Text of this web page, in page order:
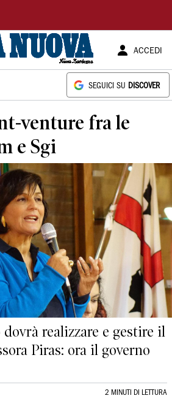
ACCEDI
SEGUICI SU DISCOVER
venture fra le
e Sgi
realizzare e gestire il
Piras: ora il governo
2 MINUTI DI LETTURA